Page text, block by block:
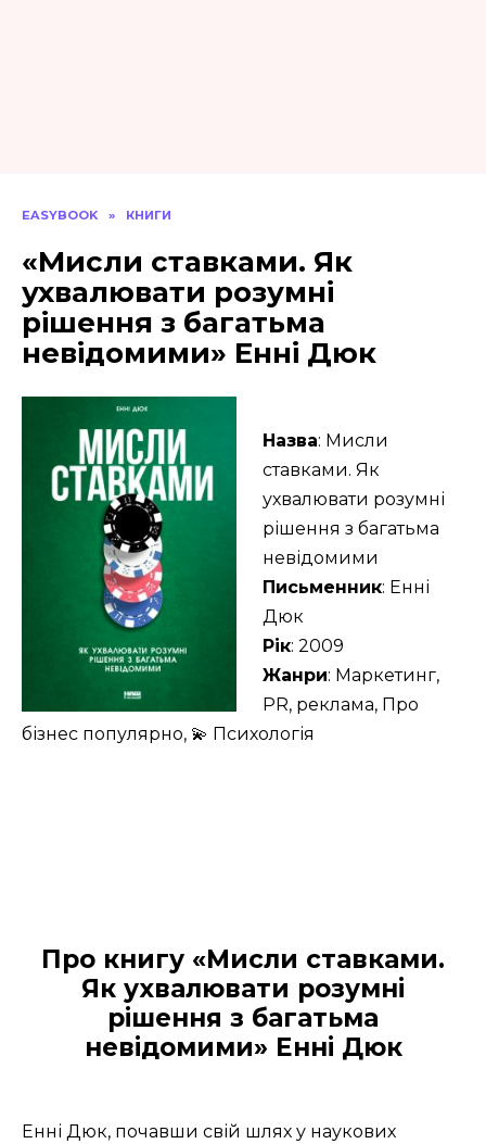
EASYBOOK » КНИГИ
«Мисли ставками. Як
ухвалювати розумні
рішення з багатьма
невідомими» Енні Дюк
Назва: Мисли
ставками. Як
ухвалювати розумні
рішення з багатьма
невідомими
Письменник: Енні
Дюк
Рік: 2009
Жанри: Маркетинг,
PR, реклама, Про
бізнес популярно, 💫 Психологія
Про книгу «Мисли ставками.
Як ухвалювати розумні
рішення з багатьма
невідомими» Енні Дюк
Енні Дюк, почавши свій шлях у наукових